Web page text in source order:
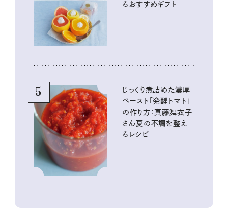
るおすすめギフト
5
じっくり煮詰めた濃厚
ペースト「発酵トマト」
の作り方：真藤舞衣子
さん夏の不調を整え
るレシピ